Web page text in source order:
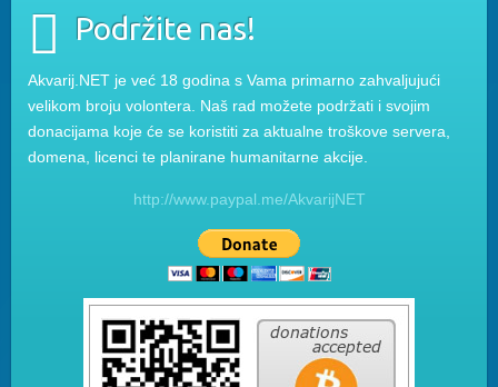
Podržite nas!
Akvarij.NET je već 18 godina s Vama primarno zahvaljujući
velikom broju volontera. Naš rad možete podržati i svojim
donacijama koje će se koristiti za aktualne troškove servera,
domena, licenci te planirane humanitarne akcije.
http://www.paypal.me/AkvarijNET